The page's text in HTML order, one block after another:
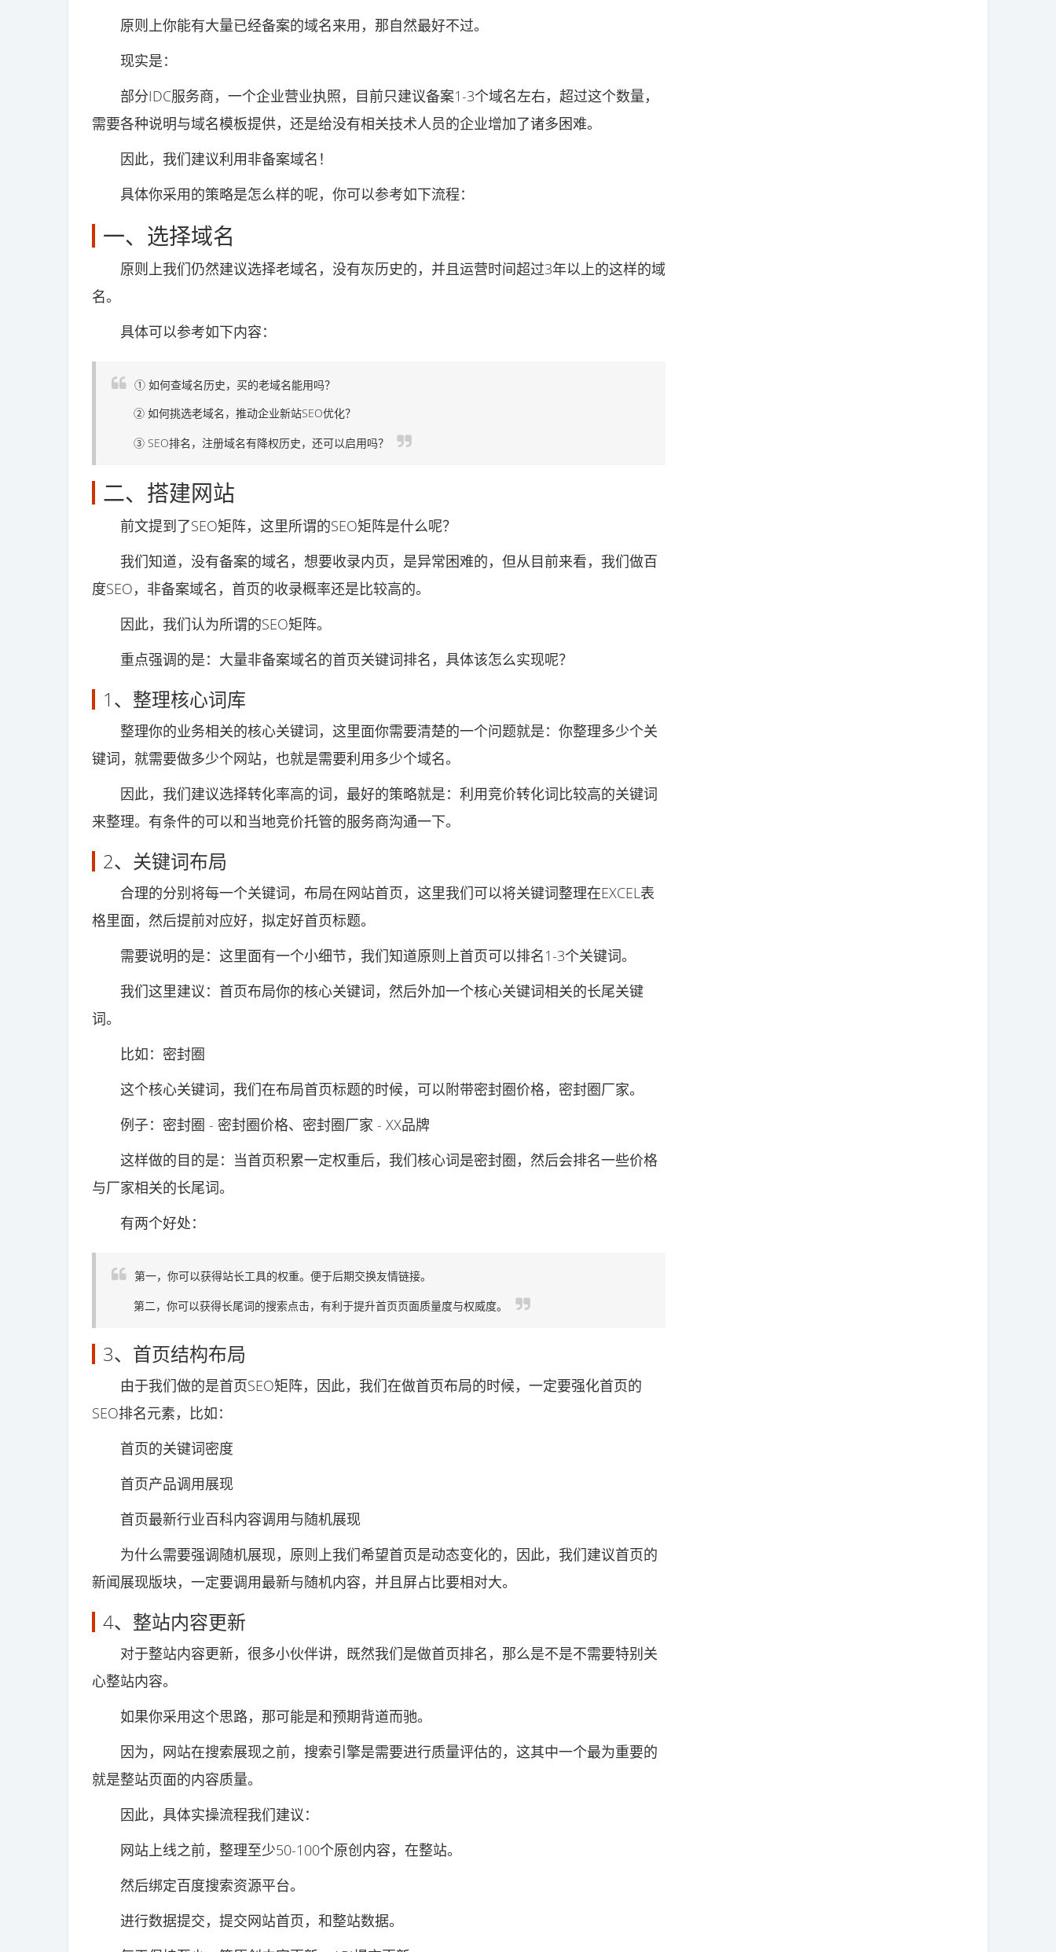
原则上你能有大量已经备案的域名来用，那自然最好不过。
现实是：
部分IDC服务商，一个企业营业执照，目前只建议备案1-3个域名左右，超过这个数量，
需要各种说明与域名模板提供，还是给没有相关技术人员的企业增加了诸多困难。
因此，我们建议利用非备案域名！
具体你采用的策略是怎么样的呢，你可以参考如下流程：
一、选择域名
原则上我们仍然建议选择老域名，没有灰历史的，并且运营时间超过3年以上的这样的域
名。
具体可以参考如下内容：
① 如何查域名历史，买的老域名能用吗？
② 如何挑选老域名，推动企业新站SEO优化？
③ SEO排名，注册域名有降权历史，还可以启用吗？
二、搭建网站
前文提到了SEO矩阵，这里所谓的SEO矩阵是什么呢？
我们知道，没有备案的域名，想要收录内页，是异常困难的，但从目前来看，我们做百
度SEO，非备案域名，首页的收录概率还是比较高的。
因此，我们认为所谓的SEO矩阵。
重点强调的是：大量非备案域名的首页关键词排名，具体该怎么实现呢？
1、整理核心词库
整理你的业务相关的核心关键词，这里面你需要清楚的一个问题就是：你整理多少个关
键词，就需要做多少个网站，也就是需要利用多少个域名。
因此，我们建议选择转化率高的词，最好的策略就是：利用竞价转化词比较高的关键词
来整理。有条件的可以和当地竞价托管的服务商沟通一下。
2、关键词布局
合理的分别将每一个关键词，布局在网站首页，这里我们可以将关键词整理在EXCEL表
格里面，然后提前对应好，拟定好首页标题。
需要说明的是：这里面有一个小细节，我们知道原则上首页可以排名1-3个关键词。
我们这里建议：首页布局你的核心关键词，然后外加一个核心关键词相关的长尾关键
词。
比如：密封圈
这个核心关键词，我们在布局首页标题的时候，可以附带密封圈价格，密封圈厂家。
例子：密封圈 - 密封圈价格、密封圈厂家 - XX品牌
这样做的目的是：当首页积累一定权重后，我们核心词是密封圈，然后会排名一些价格
与厂家相关的长尾词。
有两个好处：
第一，你可以获得站长工具的权重。便于后期交换友情链接。
第二，你可以获得长尾词的搜索点击，有利于提升首页页面质量度与权威度。
3、首页结构布局
由于我们做的是首页SEO矩阵，因此，我们在做首页布局的时候，一定要强化首页的
SEO排名元素，比如：
首页的关键词密度
首页产品调用展现
首页最新行业百科内容调用与随机展现
为什么需要强调随机展现，原则上我们希望首页是动态变化的，因此，我们建议首页的
新闻展现版块，一定要调用最新与随机内容，并且屏占比要相对大。
4、整站内容更新
对于整站内容更新，很多小伙伴讲，既然我们是做首页排名，那么是不是不需要特别关
心整站内容。
如果你采用这个思路，那可能是和预期背道而驰。
因为，网站在搜索展现之前，搜索引擎是需要进行质量评估的，这其中一个最为重要的
就是整站页面的内容质量。
因此，具体实操流程我们建议：
网站上线之前，整理至少50-100个原创内容，在整站。
然后绑定百度搜索资源平台。
进行数据提交，提交网站首页，和整站数据。